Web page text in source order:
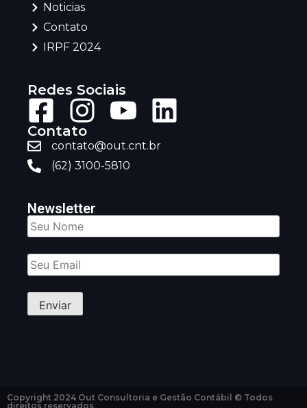
Noticias
Contato
IRPF 2024
Redes Sociais
Contato
contato@out.cnt.br
(62) 3100-5810
Newsletter
Copyright 2024 Out Consultoria e Gestão Contábil © Todos
direitos reservados